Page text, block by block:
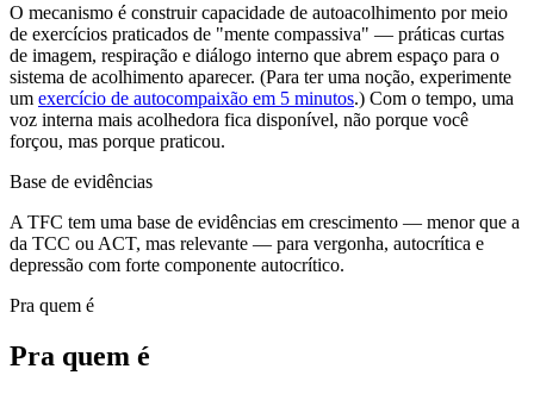
O mecanismo é construir capacidade de autoacolhimento por meio
de exercícios praticados de "mente compassiva" — práticas curtas
de imagem, respiração e diálogo interno que abrem espaço para o
sistema de acolhimento aparecer. (Para ter uma noção, experimente
um exercício de autocompaixão em 5 minutos.) Com o tempo, uma
voz interna mais acolhedora fica disponível, não porque você
forçou, mas porque praticou.
Base de evidências
A TFC tem uma base de evidências em crescimento — menor que a
da TCC ou ACT, mas relevante — para vergonha, autocrítica e
depressão com forte componente autocrítico.
Pra quem é
Pra quem é